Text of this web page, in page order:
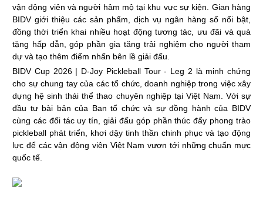
vận động viên và người hâm mộ tại khu vực sự kiện. Gian hàng
BIDV giới thiệu các sản phẩm, dịch vụ ngân hàng số nổi bật,
đồng thời triển khai nhiều hoạt động tương tác, ưu đãi và quà
tặng hấp dẫn, góp phần gia tăng trải nghiệm cho người tham
dự và tạo thêm điểm nhấn bên lề giải đấu.
BIDV Cup 2026 | D-Joy Pickleball Tour - Leg 2 là minh chứng
cho sự chung tay của các tổ chức, doanh nghiệp trong việc xây
dựng hệ sinh thái thể thao chuyên nghiệp tại Việt Nam. Với sự
đầu tư bài bản của Ban tổ chức và sự đồng hành của BIDV
cùng các đối tác uy tín, giải đấu góp phần thúc đẩy phong trào
pickleball phát triển, khơi dậy tinh thần chinh phục và tạo động
lực để các vận động viên Việt Nam vươn tới những chuẩn mực
quốc tế.